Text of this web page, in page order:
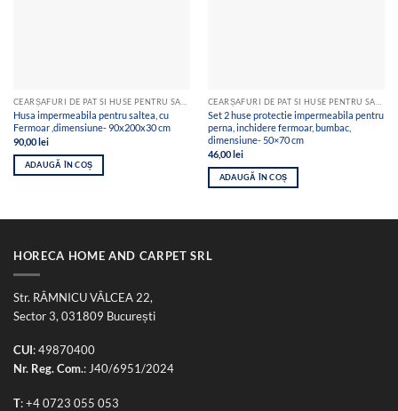
CEARȘAFURI DE PAT SI HUSE PENTRU SALTEA
Husa impermeabila pentru saltea, cu
Fermoar ,dimensiune- 90x200x30 cm
90,00lei
ADAUGĂ ÎN COȘ
CEARȘAFURI DE PAT SI HUSE PENTRU SALTEA
Set 2 huse protectie impermeabila pentru
perna, inchidere fermoar, bumbac,
dimensiune- 50×70 cm
46,00lei
ADAUGĂ ÎN COȘ
HORECA HOME AND CARPET SRL
Str. RÂMNICU VÂLCEA 22,
Sector 3, 031809 București
CUI: 49870400
Nr. Reg. Com.: J40/6951/2024
T:+4 0723 055 053